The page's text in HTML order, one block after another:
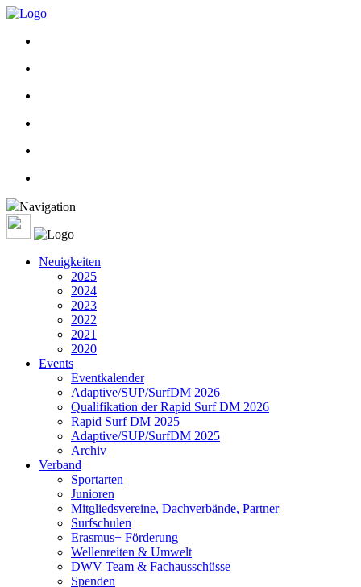
Navigation
Neuigkeiten
2025
2024
2023
2022
2021
2020
Events
Eventkalender
Adaptive/SUP/SurfDM 2026
Qualifikation der Rapid Surf DM 2026
Rapid Surf DM 2025
Adaptive/SUP/SurfDM 2025
Archiv
Verband
Sportarten
Junioren
Mitgliedsvereine, Dachverbände, Partner
Surfschulen
Erasmus+ Förderung
Wellenreiten & Umwelt
DWV Team & Fachausschüsse
Spenden